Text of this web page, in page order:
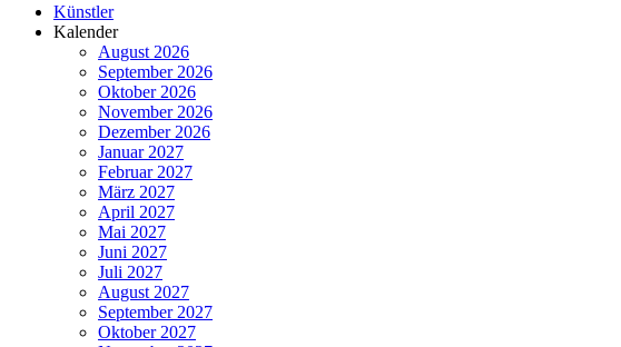
Künstler
Kalender
August 2026
September 2026
Oktober 2026
November 2026
Dezember 2026
Januar 2027
Februar 2027
März 2027
April 2027
Mai 2027
Juni 2027
Juli 2027
August 2027
September 2027
Oktober 2027